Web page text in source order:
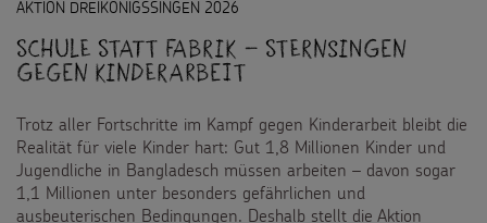
AKTION DREIKÖNIGSSINGEN 2026
Schule statt Fabrik – Sternsingen
gegen Kinderarbeit
Trotz aller Fortschritte im Kampf gegen Kinderarbeit bleibt die
Realität für viele Kinder hart: Gut 1,8 Millionen Kinder und
Jugendliche in Bangladesch müssen arbeiten – davon sogar
1,1 Millionen unter besonders gefährlichen und
ausbeuterischen Bedingungen. Deshalb stellt die Aktion